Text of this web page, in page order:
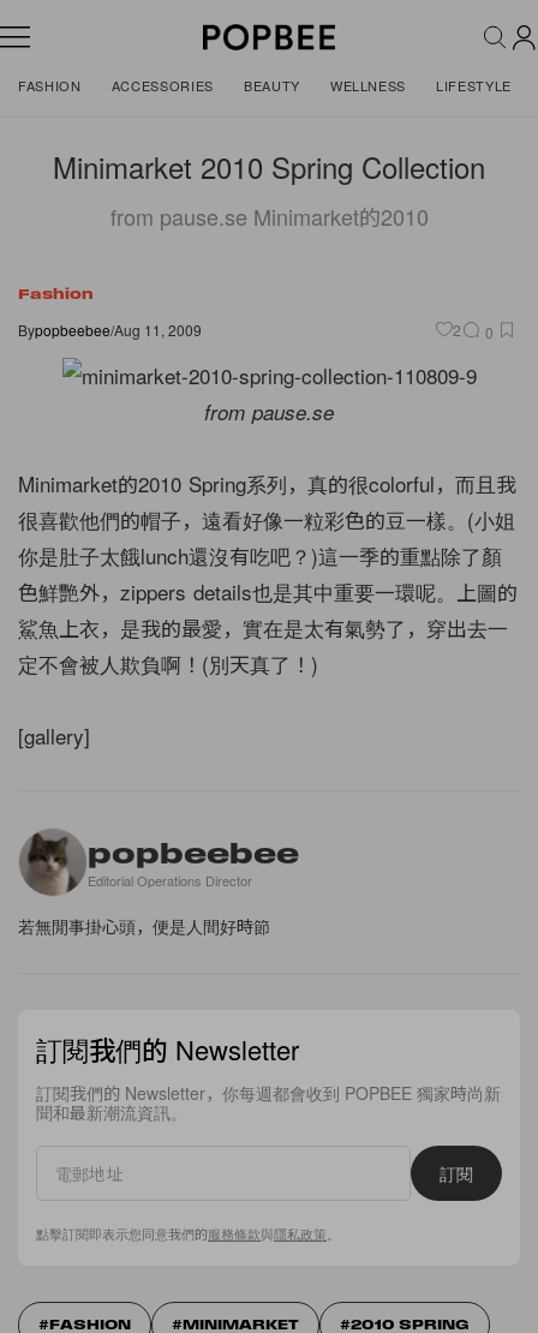
FASHION ACCESSORIES BEAUTY WELLNESS LIFESTYLE
Minimarket 2010 Spring Collection
from pause.se Minimarket的2010
Fashion
Bypopbeebee/Aug 11, 2009 2 0
from pause.se
Minimarket的2010 Spring系列，真的很colorful，而且我
很喜歡他們的帽子，遠看好像一粒彩色的豆一樣。(小姐
你是肚子太餓lunch還沒有吃吧？)這一季的重點除了顏
色鮮艷外，zippers details也是其中重要一環呢。上圖的
鯊魚上衣，是我的最愛，實在是太有氣勢了，穿出去一
定不會被人欺負啊！(別天真了！)
[gallery]
popbeebee
Editorial Operations Director
若無閒事掛心頭，便是人間好時節
訂閱我們的 Newsletter
訂閱我們的 Newsletter，你每週都會收到 POPBEE 獨家時尚新
聞和最新潮流資訊。
訂閱
點擊訂閱即表示您同意我們的服務條款與隱私政策
FASHION MINIMARKET 2010 SPRING